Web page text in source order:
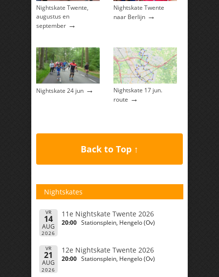
Nightskate Twente,
augustus en
september →
Nightskate Twente
naar Berlijn →
Nightskate 24 jun →
Nightskate 17 jun.
route →
Back to Top ↑
Nightskates
VR
14
AUG
2026
11e Nightskate Twente 2026
20:00 Stationsplein, Hengelo (Ov)
VR
21
AUG
2026
12e Nightskate Twente 2026
20:00 Stationsplein, Hengelo (Ov)